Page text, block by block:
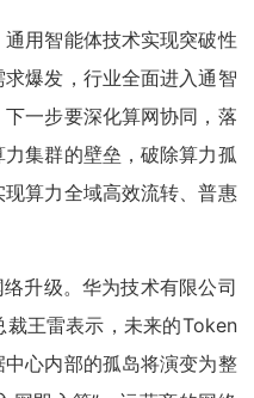
用智能体技术实现突破性
爆发，行业全面进入通智
一步要深化算网协同，落
集群的壁垒，破除算力孤
算力全域高效流转、普惠
升级。华为技术有限公司
王雷表示，未来的Token
心内部的孤岛将演变为整